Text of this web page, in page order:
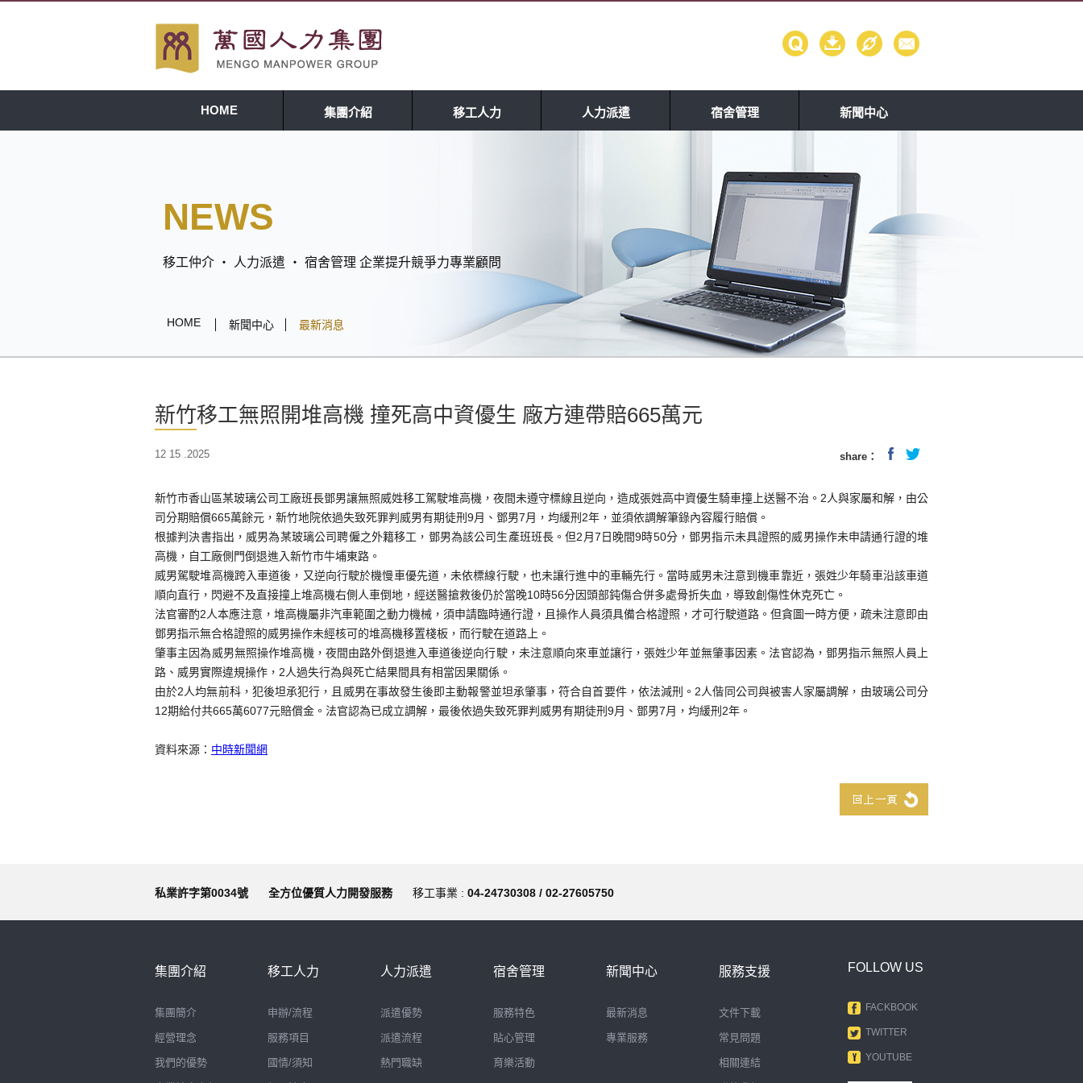
HOME 集團介紹 移工人力 人力派遣 宿舍管理 新聞中心
NEWS
移工仲介 ‧ 人力派遣 ‧ 宿舍管理 企業提升競爭力專業顧問
HOME 新聞中心 最新消息
新竹移工無照開堆高機 撞死高中資優生 廠方連帶賠665萬元
12 15 .2025 share：
新竹市香山區某玻璃公司工廠班長鄧男讓無照威姓移工駕駛堆高機，夜間未遵守標線且逆向，造成張姓高中資優生騎車撞上送醫不治。2人與家屬和解，由公
司分期賠償665萬餘元，新竹地院依過失致死罪判威男有期徒刑9月、鄧男7月，均緩刑2年，並須依調解筆錄內容履行賠償。
根據判決書指出，威男為某玻璃公司聘僱之外籍移工，鄧男為該公司生產班班長。但2月7日晚間9時50分，鄧男指示未具證照的威男操作未申請通行證的堆
高機，自工廠側門倒退進入新竹市牛埔東路。
威男駕駛堆高機跨入車道後，又逆向行駛於機慢車優先道，未依標線行駛，也未讓行進中的車輛先行。當時威男未注意到機車靠近，張姓少年騎車沿該車道
順向直行，閃避不及直接撞上堆高機右側人車倒地，經送醫搶救後仍於當晚10時56分因頭部鈍傷合併多處骨折失血，導致創傷性休克死亡。
法官審酌2人本應注意，堆高機屬非汽車範圍之動力機械，須申請臨時通行證，且操作人員須具備合格證照，才可行駛道路。但貪圖一時方便，疏未注意即由
鄧男指示無合格證照的威男操作未經核可的堆高機移置棧板，而行駛在道路上。
肇事主因為威男無照操作堆高機，夜間由路外倒退進入車道後逆向行駛，未注意順向來車並讓行，張姓少年並無肇事因素。法官認為，鄧男指示無照人員上
路、威男實際違規操作，2人過失行為與死亡結果間具有相當因果關係。
由於2人均無前科，犯後坦承犯行，且威男在事故發生後即主動報警並坦承肇事，符合自首要件，依法減刑。2人偕同公司與被害人家屬調解，由玻璃公司分
12期給付共665萬6077元賠償金。法官認為已成立調解，最後依過失致死罪判威男有期徒刑9月、鄧男7月，均緩刑2年。
資料來源： 中時新聞網
私業許字第0034號 全方位優質人力開發服務 移工事業 : 04-24730308 / 02-27605750
集團介紹
集團簡介
經營理念
我們的優勢
移工人力
申辦/流程
服務項目
國情/須知
人力派遣
派遣優勢
派遣流程
熱門職缺
宿舍管理
服務特色
貼心管理
育樂活動
新聞中心
最新消息
專業服務
服務支援
文件下載
常見問題
相關連結
FOLLOW US
FACKBOOK
TWITTER
YOUTUBE